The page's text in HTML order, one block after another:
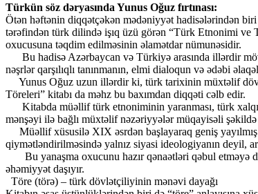
Türkün söz dəryasında Yunus Oğuz fırtınası:
Ötən həftənin diqqətçəkən mədəniyyət hadisələrindən biri
tərəfindən türk dilində işıq üzü görən “Türk Etnonimi ve
oxucusuna təqdim edilməsinin əlamətdar nümunəsidir.
Bu hadisə Azərbaycan və Türkiyə arasında illərdir
nəşrlər qarşılıqlı tanınmanın, elmi dialoqun və ədəbi
Yunus Oğuz uzun illərdir ki, türk tarixinin müxtəlif
Töreleri” kitabı da məhz bu baxımdan diqqəti cəlb edir.
Kitabda müəllif türk etnoniminin yaranması, türk
mənşəyi ilə bağlı müxtəlif nəzəriyyələr müqayisəli
Müəllif xüsusilə XIX əsrdən başlayaraq geniş
qiymətləndirilməsində yalnız siyasi ideologiyanın deyil,
Bu yanaşma oxucunu hazır qənaətləri qəbul etməyə
əhəmiyyət daşıyır.
Töre (törə) – türk dövlətçiliyinin mənəvi dayağı